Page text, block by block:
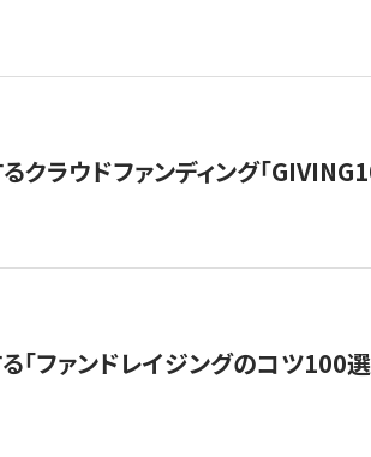
クラウドファンディング「
「ファンドレイジングのコツ100